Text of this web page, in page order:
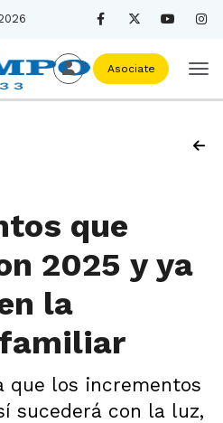
Asociate
que
2025 y ya
la
que los incrementos
sucederá con la luz,